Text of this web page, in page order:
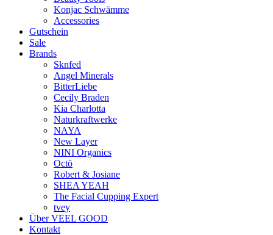
Konjac Schwämme
Accessories
Gutschein
Sale
Brands
Sknfed
Angel Minerals
BitterLiebe
Cecily Braden
Kia Charlotta
Naturkraftwerke
NAYA
New Layer
NINI Organics
Octō
Robert & Josiane
SHEA YEAH
The Facial Cupping Expert
tvey
Über VEEL GOOD
Kontakt